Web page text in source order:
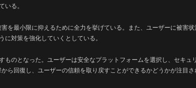
いる。
を最小限に抑えるために全力を挙げている。また、ユーザーに被害状
対策を強化していくとしている。
のとなった。ユーザーは安全なプラットフォームを選択し、セキュ
ら回復し、ユーザーの信頼を取り戻すことができるかどうかが注目さ